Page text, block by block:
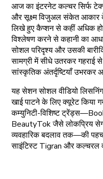
आज का इंटरनेट कल्चर सिर्फ
और सूक्ष्म विजुअल संकेत आकार
लिखे हुए कैप्शन से कहीं अधिक
विश्लेषण करने से कहानी का
सोशल परिदृश्य और उसकी
सामग्री में सीधे उतरकर गहराई
सांस्कृतिक अंतर्दृष्टियाँ उभरकर
यह सेशन सोशल वीडियो
खाई पाटने के लिए क्यूरेट किया
कम्युनिटी-विशिष्ट
BeautyTok जैसे लोकप्रिय
व्यवहारिक बदलाव तक—की
साइंटिस्ट Tigran और कल्चरल